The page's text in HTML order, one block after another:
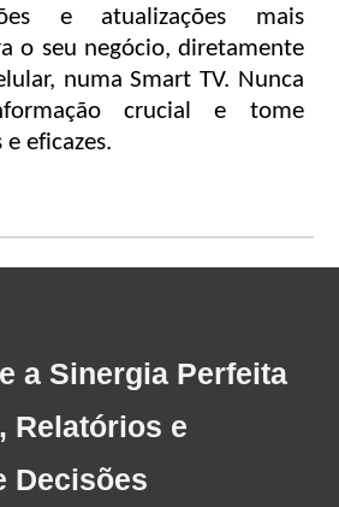
e atualizações mais
o seu negócio, diretamente
numa Smart TV. Nunca
crucial e tome
eficazes.
a Sinergia Perfeita
Relatórios e
Decisões